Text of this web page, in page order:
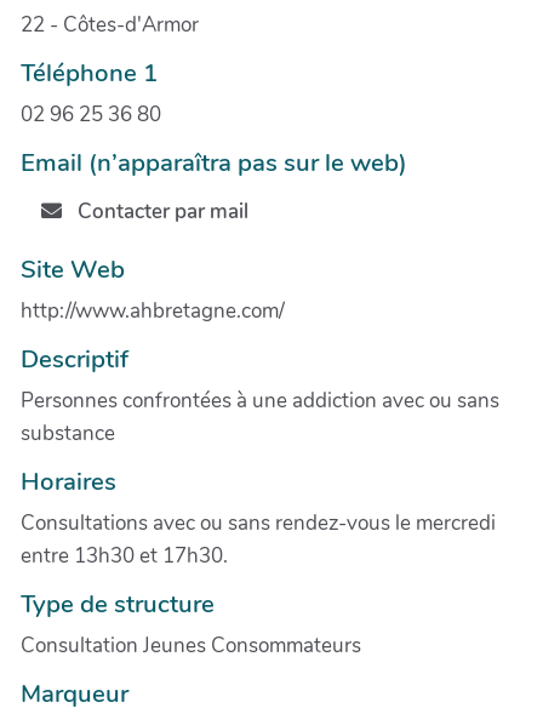
22 - Côtes-d'Armor
Téléphone 1
02 96 25 36 80
Email (n’apparaîtra pas sur le web)
Contacter par mail
Site Web
http://www.ahbretagne.com/
Descriptif
Personnes confrontées à une addiction avec ou sans
substance
Horaires
Consultations avec ou sans rendez-vous le mercredi
entre 13h30 et 17h30.
Type de structure
Consultation Jeunes Consommateurs
Marqueur